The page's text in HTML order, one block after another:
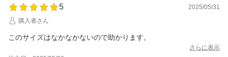
5
2025/05/31
購入者さん
このサイズはなかなかないので助かります。
さらに表示